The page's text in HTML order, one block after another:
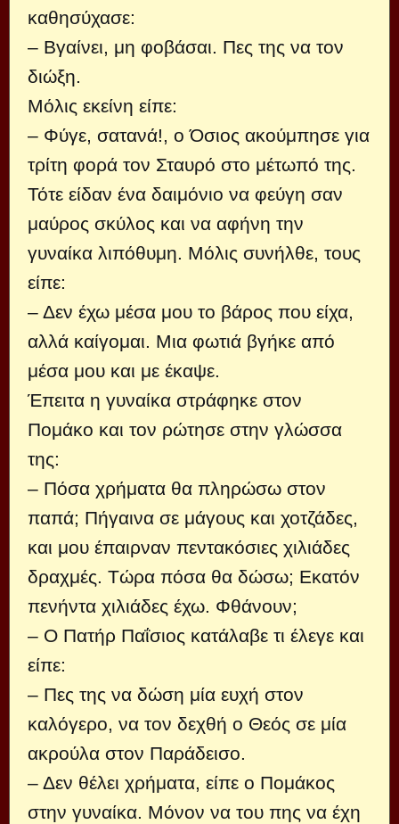
καθησύχασε:
– Βγαίνει, μη φοβάσαι. Πες της να τον
διώξη.
Μόλις εκείνη είπε:
– Φύγε, σατανά!, ο Όσιος ακούμπησε για
τρίτη φορά τον Σταυρό στο μέτωπό της.
Τότε είδαν ένα δαιμόνιο να φεύγη σαν
μαύρος σκύλος και να αφήνη την
γυναίκα λιπόθυμη. Μόλις συνήλθε, τους
είπε:
– Δεν έχω μέσα μου το βάρος που είχα,
αλλά καίγομαι. Μια φωτιά βγήκε από
μέσα μου και με έκαψε.
Έπειτα η γυναίκα στράφηκε στον
Πομάκο και τον ρώτησε στην γλώσσα
της:
– Πόσα χρήματα θα πληρώσω στον
παπά; Πήγαινα σε μάγους και χοτζάδες,
και μου έπαιρναν πεντακόσιες χιλιάδες
δραχμές. Τώρα πόσα θα δώσω; Εκατόν
πενήντα χιλιάδες έχω. Φθάνουν;
– Ο Πατήρ Παΐσιος κατάλαβε τι έλεγε και
είπε:
– Πες της να δώση μία ευχή στον
καλόγερο, να τον δεχθή ο Θεός σε μία
ακρούλα στον Παράδεισο.
– Δεν θέλει χρήματα, είπε ο Πομάκος
στην γυναίκα. Μόνον να του πης να έχη